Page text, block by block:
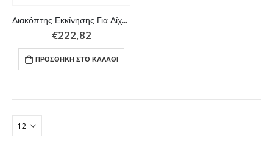
Διακόπτης Εκκίνησης Για Δίχρονες Yamaha
€222,82
ΠΡΟΣΘΉΚΗ ΣΤΟ ΚΑΛΆΘΙ